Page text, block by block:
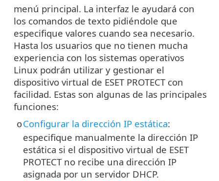
menú principal. La interfaz le ayudará con
los comandos de texto pidiéndole que
especifique valores cuando sea necesario.
Hasta los usuarios que no tienen mucha
experiencia con los sistemas operativos
Linux podrán utilizar y gestionar el
dispositivo virtual de ESET PROTECT con
facilidad. Estas son algunas de las principales
funciones:
oConfigurar la dirección IP estática:
especifique manualmente la dirección IP
estática si el dispositivo virtual de ESET
PROTECT no recibe una dirección IP
asignada por un servidor DHCP.